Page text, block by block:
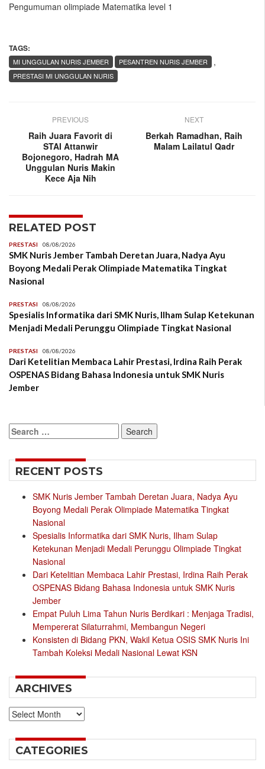
Pengumuman olimpiade Matematika level 1
TAGS:
,
MI UNGGULAN NURIS JEMBER
PESANTREN NURIS JEMBER
PRESTASI MI UNGGULAN NURIS
PREVIOUS
Raih Juara Favorit di
STAI Attanwir
Bojonegoro, Hadrah MA
Unggulan Nuris Makin
Kece Aja Nih
NEXT
Berkah Ramadhan, Raih
Malam Lailatul Qadr
RELATED POST
PRESTASI 08/08/2026
SMK Nuris Jember Tambah Deretan Juara, Nadya Ayu
Boyong Medali Perak Olimpiade Matematika Tingkat
Nasional
PRESTASI 08/08/2026
Spesialis Informatika dari SMK Nuris, Ilham Sulap Ketekunan
Menjadi Medali Perunggu Olimpiade Tingkat Nasional
PRESTASI 08/08/2026
Dari Ketelitian Membaca Lahir Prestasi, Irdina Raih Perak
OSPENAS Bidang Bahasa Indonesia untuk SMK Nuris
Jember
Search
for:
RECENT POSTS
SMK Nuris Jember Tambah Deretan Juara, Nadya Ayu
Boyong Medali Perak Olimpiade Matematika Tingkat
Nasional
Spesialis Informatika dari SMK Nuris, Ilham Sulap
Ketekunan Menjadi Medali Perunggu Olimpiade Tingkat
Nasional
Dari Ketelitian Membaca Lahir Prestasi, Irdina Raih Perak
OSPENAS Bidang Bahasa Indonesia untuk SMK Nuris
Jember
Empat Puluh Lima Tahun Nuris Berdikari : Menjaga Tradisi,
Mempererat Silaturrahmi, Membangun Negeri
Konsisten di Bidang PKN, Wakil Ketua OSIS SMK Nuris Ini
Tambah Koleksi Medali Nasional Lewat KSN
ARCHIVES
Archives
CATEGORIES